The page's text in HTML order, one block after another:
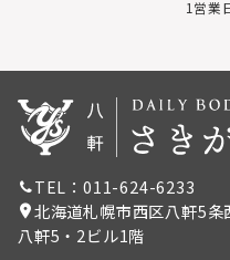
1営業
TEL：011-624-6233
北海道札幌市西区八軒5
八軒5・2ビル1階